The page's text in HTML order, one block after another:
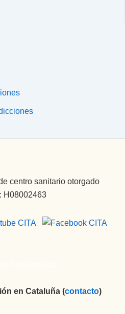
centro sanitario otorgado
H08002463
en Cataluña (contacto)